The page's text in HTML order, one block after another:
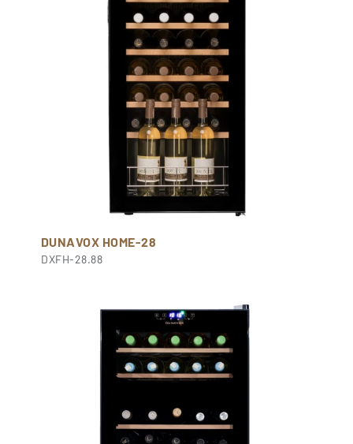
DUNAVOX HOME-28
DXFH-28.88